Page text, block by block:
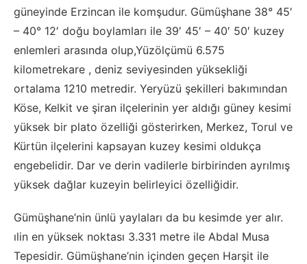
güneyinde Erzincan ile komşudur. Gümüşhane 38° 45′
– 40° 12′ doğu boylamları ile 39′ 45′ – 40′ 50′ kuzey
enlemleri arasında olup,Yüzölçümü 6.575
kilometrekare , deniz seviyesinden yüksekliği
ortalama 1210 metredir. Yeryüzü şekilleri bakımından
Köse, Kelkit ve şiran ilçelerinin yer aldığı güney kesimi
yüksek bir plato özelliği gösterirken, Merkez, Torul ve
Kürtün ilçelerini kapsayan kuzey kesimi oldukça
engebelidir. Dar ve derin vadilerle birbirinden ayrılmış
yüksek dağlar kuzeyin belirleyici özelliğidir.
Gümüşhane’nin ünlü yaylaları da bu kesimde yer alır.
ılin en yüksek noktası 3.331 metre ile Abdal Musa
Tepesidir. Gümüşhane’nin içinden geçen Harşit ile